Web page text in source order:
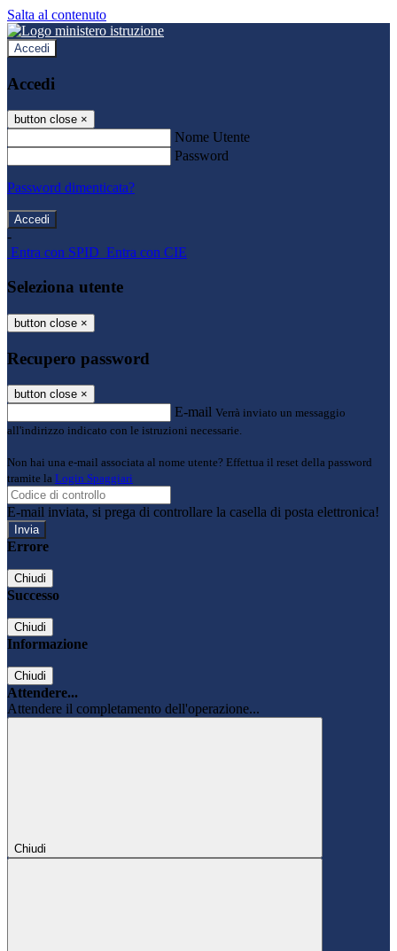
Salta al contenuto
Accedi
Accedi
button close ×
Nome Utente
Password
Password dimenticata?
-
Entra con SPID Entra con CIE
Seleziona utente
button close ×
Recupero password
button close ×
E-mail Verrà inviato un messaggio
all'indirizzo indicato con le istruzioni necessarie.
Non hai una e-mail associata al nome utente? Effettua il reset della password
tramite la Login Spaggiari
E-mail inviata, si prega di controllare la casella di posta elettronica!
Errore
Chiudi
Successo
Chiudi
Informazione
Chiudi
Attendere...
Attendere il completamento dell'operazione...
Chiudi